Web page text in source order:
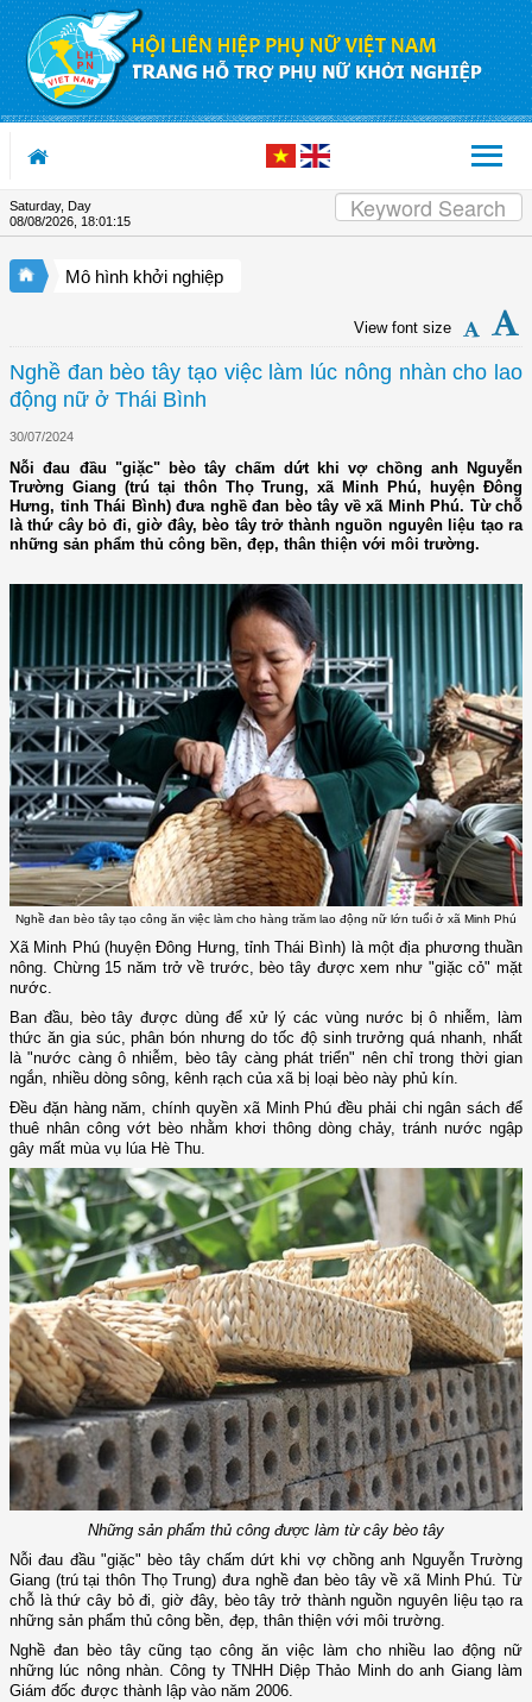
Skip to Content
Saturday, Day
08/08/2026 18:01:16
Mô hình khởi nghiệp
View font size
Nghề đan bèo tây tạo việc làm lúc nông nhàn cho lao
động nữ ở Thái Bình
30/07/2024
Nỗi đau đầu "giặc" bèo tây chấm dứt khi vợ chồng anh Nguyễn
Trường Giang (trú tại thôn Thọ Trung, xã Minh Phú, huyện Đông
Hưng, tỉnh Thái Bình) đưa nghề đan bèo tây về xã Minh Phú. Từ chỗ
là thứ cây bỏ đi, giờ đây, bèo tây trở thành nguồn nguyên liệu tạo ra
những sản phẩm thủ công bền, đẹp, thân thiện với môi trường.
Nghề đan bèo tây tạo công ăn việc làm cho hàng trăm lao động nữ lớn tuổi ở xã Minh Phú
Xã Minh Phú (huyện Đông Hưng, tỉnh Thái Bình) là một địa phương thuần
nông. Chừng 15 năm trở về trước, bèo tây được xem như "giặc cỏ" mặt
nước.
Ban đầu, bèo tây được dùng để xử lý các vùng nước bị ô nhiễm, làm
thức ăn gia súc, phân bón nhưng do tốc độ sinh trưởng quá nhanh, nhất
là "nước càng ô nhiễm, bèo tây càng phát triển" nên chỉ trong thời gian
ngắn, nhiều dòng sông, kênh rạch của xã bị loại bèo này phủ kín.
Đều đặn hàng năm, chính quyền xã Minh Phú đều phải chi ngân sách để
thuê nhân công vớt bèo nhằm khơi thông dòng chảy, tránh nước ngập
gây mất mùa vụ lúa Hè Thu.
Những sản phẩm thủ công được làm từ cây bèo tây
Nỗi đau đầu "giặc" bèo tây chấm dứt khi vợ chồng anh Nguyễn Trường
Giang (trú tại thôn Thọ Trung) đưa nghề đan bèo tây về xã Minh Phú. Từ
chỗ là thứ cây bỏ đi, giờ đây, bèo tây trở thành nguồn nguyên liệu tạo ra
những sản phẩm thủ công bền, đẹp, thân thiện với môi trường.
Nghề đan bèo tây cũng tạo công ăn việc làm cho nhiều lao động nữ
những lúc nông nhàn. Công ty TNHH Diệp Thảo Minh do anh Giang làm
Giám đốc được thành lập vào năm 2006.